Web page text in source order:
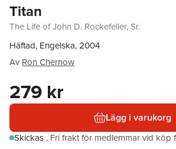
Titan
The Life of John D. Rockefeller, Sr.
Häftad, Engelska, 2004
Av Ron Chernow
279 kr
Lägg i varukorg
Skickas . Fri frakt för medlemmar vid köp